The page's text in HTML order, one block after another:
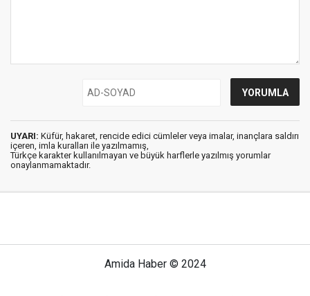
UYARI: Küfür, hakaret, rencide edici cümleler veya imalar, inançlara saldırı
içeren, imla kuralları ile yazılmamış,
Türkçe karakter kullanılmayan ve büyük harflerle yazılmış yorumlar
onaylanmamaktadır.
Amida Haber © 2024